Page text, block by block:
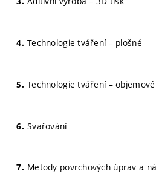
Technologie tváření – plošné
Technologie tváření – objemové
Svařování
Metody povrchových úprav a